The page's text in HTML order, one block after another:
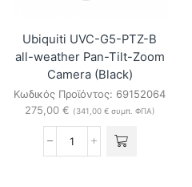
Ubiquiti UVC-G5-PTZ-B
all-weather Pan-Tilt-Zoom
Camera (Black)
Κωδικός Προϊόντος: 69152064
275,00 € (341,00 €συμπ. ΦΠΑ)
Ubiquiti